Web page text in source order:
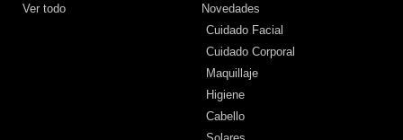
Ver todo
Novedades
Cuidado Facial
Cuidado Corporal
Maquillaje
Higiene
Cabello